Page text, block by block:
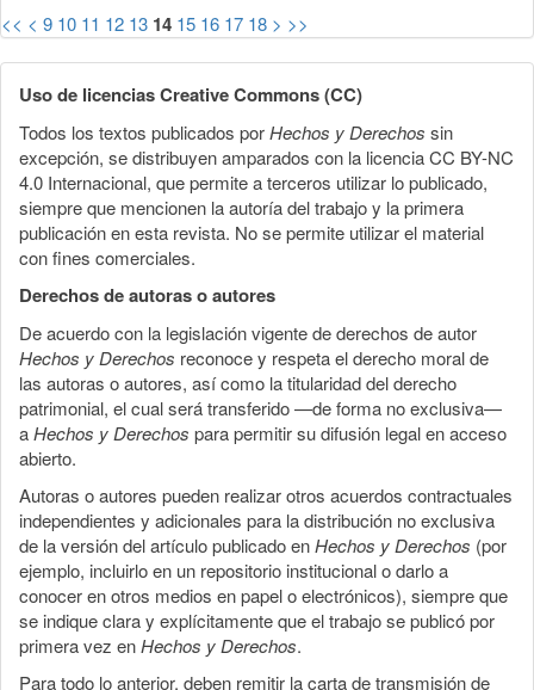
<< < 9 10 11 12 13 14 15 16 17 18 > >>
Uso de licencias Creative Commons (CC)
Todos los textos publicados porHechos y Derechos sin
excepción, se distribuyen amparados con la licencia CC BY-NC
4.0 Internacional, que permite a terceros utilizar lo publicado,
siempre que mencionen la autoría del trabajo y la primera
publicación en esta revista. No se permite utilizar el material
con fines comerciales.
Derechos de autoras o autores
De acuerdo con la legislación vigente de derechos de autor
Hechos y Derechos reconoce y respeta el derecho moral de
las autoras o autores, así como la titularidad del derecho
patrimonial, el cual será transferido —de forma no exclusiva—
aHechos y Derechos para permitir su difusión legal en acceso
abierto.
Autoras o autores pueden realizar otros acuerdos contractuales
independientes y adicionales para la distribución no exclusiva
de la versión del artículo publicado enHechos y Derechos (por
ejemplo, incluirlo en un repositorio institucional o darlo a
conocer en otros medios en papel o electrónicos), siempre que
se indique clara y explícitamente que el trabajo se publicó por
primera vez enHechos y Derechos.
Para todo lo anterior, deben remitir la carta de transmisión de